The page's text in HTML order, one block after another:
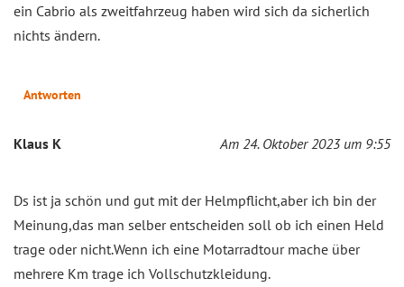
ein Cabrio als zweitfahrzeug haben wird sich da sicherlich
nichts ändern.
Antworten
Klaus K Am 24. Oktober 2023 um 9:55
Ds ist ja schön und gut mit der Helmpflicht,aber ich bin der
Meinung,das man selber entscheiden soll ob ich einen Held
trage oder nicht.Wenn ich eine Motarradtour mache über
mehrere Km trage ich Vollschutzkleidung.